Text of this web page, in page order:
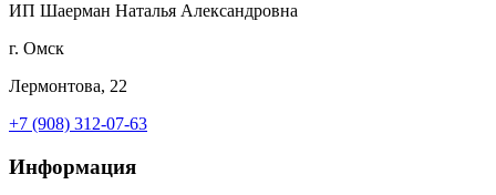
ИП Шаерман Наталья Александровна
г. Омск
Лермонтова, 22
+7 (908) 312-07-63
Информация